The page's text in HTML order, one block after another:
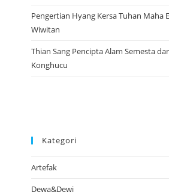
Pengertian Hyang Kersa Tuhan Maha
Wiwitan
Thian Sang Pencipta Alam Semesta
Konghucu
Kategori
Artefak
Dewa&Dewi